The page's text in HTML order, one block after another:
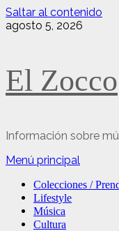
Saltar al contenido
agosto 5, 2026
El Zocco
Información sobre
Menú principal
Colecciones /
Lifestyle
Música
Cultura